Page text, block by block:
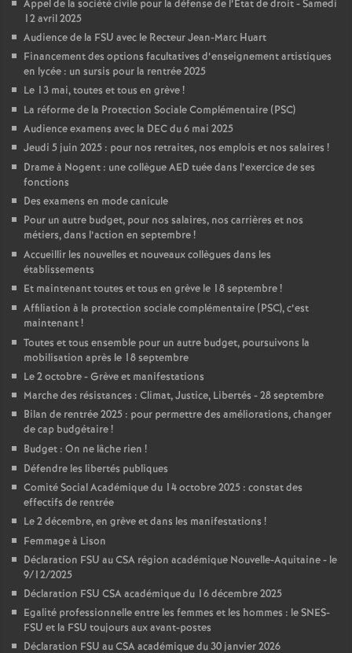
Appel de la société civile pour la défense de l’État de droit - Samedi
12 avril 2025
Audience de la FSU avec le Recteur Jean-Marc Huart
Financement des options facultatives d’enseignement artistiques
en lycée : un sursis pour la rentrée 2025
Le 13 mai, toutes et tous en grève!
La réforme de la Protection Sociale Complémentaire (PSC)
Audience examens avec la DEC du 6 mai 2025
Jeudi 5 juin 2025 : pour nos retraites, nos emplois et nos salaires !
Drame à Nogent : une collègue AED tuée dans l’exercice de ses
fonctions
Des examens en mode canicule
Pour un autre budget, pour nos salaires, nos carrières et nos
métiers, dans l’action en septembre!
Accueillir les nouvelles et nouveaux collègues dans les
établissements
Et maintenant toutes et tous en grève le 18 septembre!
Affiliation à la protection sociale complémentaire (PSC), c’est
maintenant!
Toutes et tous ensemble pour un autre budget, poursuivons la
mobilisation après le 18 septembre
Le 2 octobre - Grève et manifestations
Marche des résistances : Climat, Justice, Libertés - 28 septembre
Bilan de rentrée 2025 : pour permettre des améliorations, changer
de cap budgétaire!
Budget : On ne lâche rien !
Défendre les libertés publiques
Comité Social Académique du 14 octobre 2025 : constat des
effectifs de rentrée
Le 2 décembre, en grève et dans les manifestations !
Femmage à Lison
Déclaration FSU au CSA région académique Nouvelle-Aquitaine - le
9/12/2025
Déclaration FSU CSA académique du 16 décembre 2025
Egalité professionnelle entre les femmes et les hommes : le SNES-
FSU et la FSU toujours aux avant-postes
Déclaration FSU au CSA académique du 30 janvier 2026